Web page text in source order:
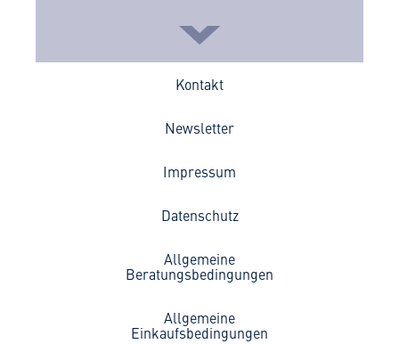
Kontakt
Newsletter
Impressum
Datenschutz
Allgemeine
Beratungsbedingungen
Allgemeine
Einkaufsbedingungen